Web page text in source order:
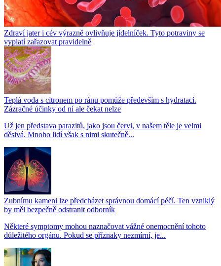
Zdraví jater i cév výrazně ovlivňuje jídelníček. Tyto potraviny se
vyplatí zařazovat pravidelně
Teplá voda s citronem po ránu pomůže především s hydratací.
Zázračné účinky od ní ale čekat nelze
Už jen představa parazitů, jako jsou červi, v našem těle je velmi
děsivá. Mnoho lidí však s nimi skutečně...
Zubnímu kameni lze předcházet správnou domácí péčí. Ten vzniklý
by měl bezpečně odstranit odborník
Některé symptomy mohou naznačovat vážné onemocnění tohoto
důležitého orgánu. Pokud se příznaky nezmírní, je...